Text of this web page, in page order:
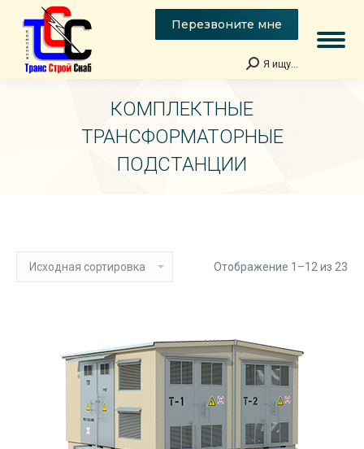
Перезвоните мне
Поиск:
Я ищу...
КОМПЛЕКТНЫЕ
ТРАНСФОРМАТОРНЫЕ
ПОДСТАНЦИИ
Отображение 1–12 из 23